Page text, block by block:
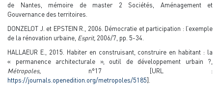
de Nantes, mémoire de master 2 Sociétés, Aménagement et
Gouvernance des territoires.
DONZELOT J. et EPSTEIN R., 2006. Démocratie et participation : l’exemple
de la rénovation urbaine, Esprit, 2006/7, pp. 5-34.
HALLAEUR E., 2015. Habiter en construisant, construire en habitant : la
« permanence architecturale », outil de développement urbain ?,
Métropoles, n°17
[URL :
https://journals.openedition.org/metropoles/5185].